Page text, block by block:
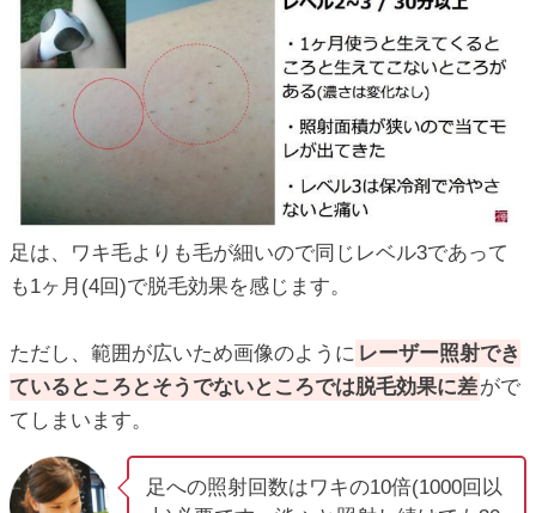
足は、ワキ毛よりも毛が細いので同じレベル3であって
も1ヶ月(4回)で脱毛効果を感じます。
ただし、範囲が広いため画像のように レーザー照射でき
ているところとそうでないところでは脱毛効果に差がで
てしまいます。
足への照射回数はワキの10倍(1000回以